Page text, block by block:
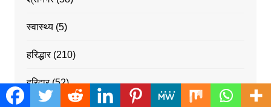
स्वास्थ्य(5)
हरिद्धार(210)
हरिद्वार(52)